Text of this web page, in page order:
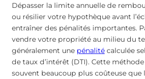
Dépasser la limite annuelle de
ou résilier votre hypothèque avant
entraîner des pénalités importantes.
vendre votre propriété au milieu du
généralement une pénalité calculée
de taux d’intérêt (DTI). Cette
souvent beaucoup plus coûteuse que